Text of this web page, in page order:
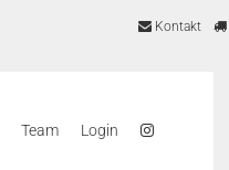
Kontakt
Team Login